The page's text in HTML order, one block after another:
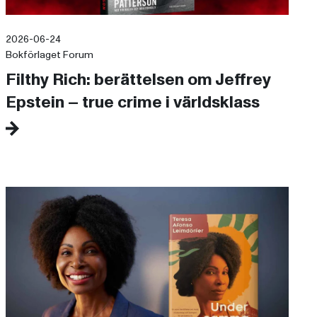
2026-06-24
Bokförlaget Forum
Filthy Rich: berättelsen om Jeffrey
Epstein – true crime i världsklass